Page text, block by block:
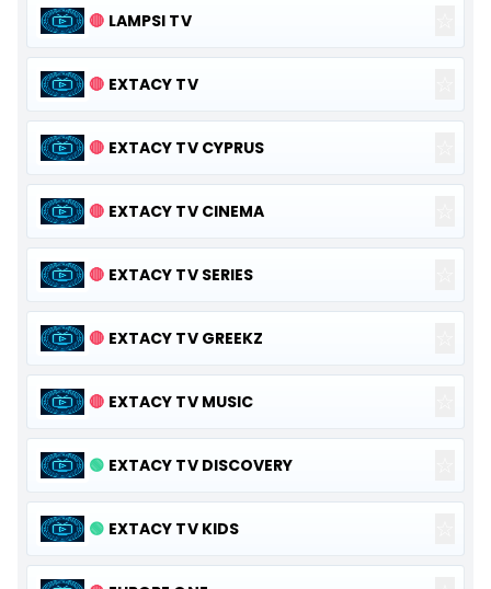
🔴 LAMPSI TV
🔴 EXTACY TV
🔴 EXTACY TV CYPRUS
🔴 EXTACY TV CINEMA
🔴 EXTACY TV SERIES
🔴 EXTACY TV GREEKZ
🔴 EXTACY TV MUSIC
🟢 EXTACY TV DISCOVERY
🟢 EXTACY TV KIDS